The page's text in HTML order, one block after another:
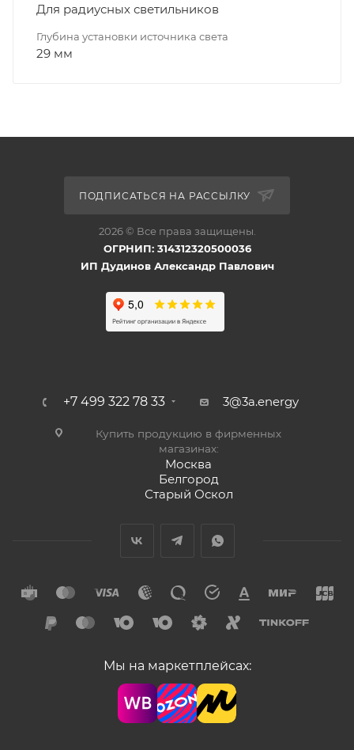
Для радиусных светильников
Глубина установки источника света
29 мм
ПОДПИСАТЬСЯ НА РАССЫЛКУ
2026 © Все права защищены.
ОГРНИП: 314312320500036
ИП Дудинов Александр Павлович
+7 499 322 78 33 3@3a.energy
Купить продукцию в фирменных
магазинах:
Москва
Белгород
Старый Оскол
Мы на маркетплейсах: